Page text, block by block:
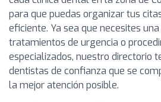
para que puedas organizar tus
eficiente. Ya sea que necesites
tratamientos de urgencia o
especializados, nuestro directorio
dentistas de confianza que se
la mejor atención posible.